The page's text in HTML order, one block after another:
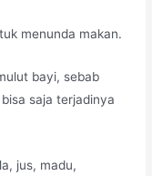
menunda makan.
bayi, sebab
saja terjadinya
jus, madu,